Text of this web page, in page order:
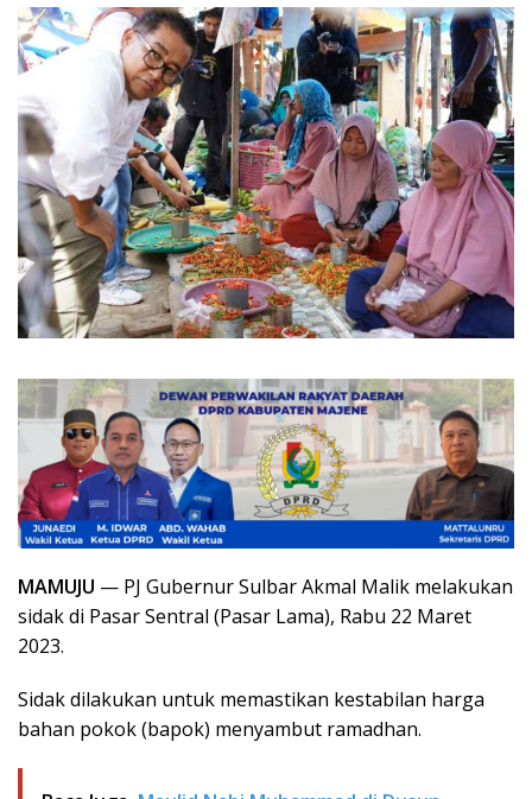
MAMUJU — PJ Gubernur Sulbar Akmal Malik melakukan
sidak di Pasar Sentral (Pasar Lama), Rabu 22 Maret
2023.
Sidak dilakukan untuk memastikan kestabilan harga
bahan pokok (bapok) menyambut ramadhan.